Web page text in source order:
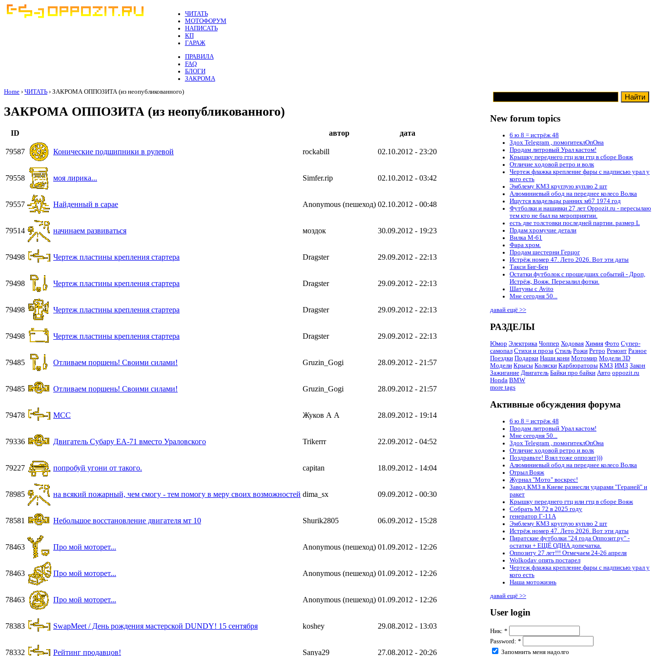
ЧИТАТЬ
МОТОФОРУМ
НАПИСАТЬ
КП
ГАРАЖ
ПРАВИЛА
FAQ
БЛОГИ
ЗАКРОМА
Home › ЧИТАТЬ › ЗАКРОМА ОППОЗИТА (из неопубликованного)
ЗАКРОМА ОППОЗИТА (из неопубликованного)
ID автор дата
79587 Конические подшипники в рулевой rockabill 02.10.2012 - 23:20
79558 моя лирика... Simfer.rip 02.10.2012 - 03:42
79557 Найденный в сарае Anonymous (пешеход) 02.10.2012 - 00:48
79514 начинаем развиваться моздок 30.09.2012 - 19:23
79498 Чертеж пластины крепления стартера Dragster 29.09.2012 - 22:13
79498 Чертеж пластины крепления стартера Dragster 29.09.2012 - 22:13
79498 Чертеж пластины крепления стартера Dragster 29.09.2012 - 22:13
79498 Чертеж пластины крепления стартера Dragster 29.09.2012 - 22:13
79485 Отливаем поршень! Своими силами! Gruzin_Gogi 28.09.2012 - 21:57
79485 Отливаем поршень! Своими силами! Gruzin_Gogi 28.09.2012 - 21:57
79478 MCC Жуков А А 28.09.2012 - 19:14
79336 Двигатель Субару ЕА-71 вместо Ураловского Trikerrr 22.09.2012 - 04:52
79227 попробуй угони от такого. capitan 18.09.2012 - 14:04
78985 на всякий пожарный, чем смогу - тем помогу в меру своих возможностей dima_sx 09.09.2012 - 00:30
78581 Небольшое восстановление двигателя мт 10 Shurik2805 06.09.2012 - 15:28
78463 Про мой моторет... Anonymous (пешеход) 01.09.2012 - 12:26
78463 Про мой моторет... Anonymous (пешеход) 01.09.2012 - 12:26
78463 Про мой моторет... Anonymous (пешеход) 01.09.2012 - 12:26
78383 SwapMeet / День рождения мастерской DUNDY! 15 сентября koshey 29.08.2012 - 13:03
78332 Рейтинг продавцов! Sanya29 27.08.2012 - 20:26
New forum topics
6 ю 8 = истрёж 48
Здох Telegram , помогитеклОпОна
Продам литровый Урал кастом!
Крышку переднего гтц или гтц в сборе Вояж
Отличие ходовой ретро и волк
Чертеж флажка крепление фары с надписью урал у
кого есть
Эмблему КМЗ круглую куплю 2 шт
Алюминиевый обод на переднее колесо Волка
Ищутся владельцы ранних м67 1974 год
Футболки и нашивки 27 лет Oppozit.ru - пересылаю
тем кто не был на мероприятии.
есть две толстовки последней партии. размер L
Прдам хромучие детали
Вилка М-61
Фара хром.
Продам шестерни Герцог
Истрёж номер 47. Лето 2026. Вот эти даты
Такси Биг-Бен
Остатки футболок с прошедших событий - Дроп,
Истрёж, Вояж. Перезалил фотки.
Шатуны с Avito
Мне сегодня 50...
давай ещё >>
РАЗДЕЛЫ
Юмор Электрика Чоппер Ходовая Химия Фото Супер-
самопал Стихи и проза Стиль Рожи Ретро Ремонт Разное
Поездки Подарки Наши кони Мотомир Модели 3D
Модели Крысы Коляски Карбюраторы КМЗ ИМЗ Закон
Зажигание Двигатель Байки про байки Авто oppozit.ru
Honda BMW
more tags
Активные обсуждения форума
6 ю 8 = истрёж 48
Продам литровый Урал кастом!
Мне сегодня 50...
Здох Telegram , помогитеклОпОна
Отличие ходовой ретро и волк
Поздравьте! Взял тоже оппозит)))
Алюминиевый обод на переднее колесо Волка
Отрыл Вояж
Журнал "Мото" воскрес!
Завод КМЗ в Киеве разнесли ударами "Гераней" и
ракет
Крышку переднего гтц или гтц в сборе Вояж
Собрать М 72 в 2025 году
генератор Г-11А
Эмблему КМЗ круглую куплю 2 шт
Истрёж номер 47. Лето 2026. Вот эти даты
Пиратские футболки "24 года Оппозит.ру" -
остатки + ЕЩЁ ОДНА допечатка.
Оппозиту 27 лет!!! Отмечаем 24-26 апреля
Wolkodav опять постарел
Чертеж флажка крепление фары с надписью урал у
кого есть
Наша мотожизнь
давай ещё >>
User login
Ник: *
Password: *
Запомнить меня надолго